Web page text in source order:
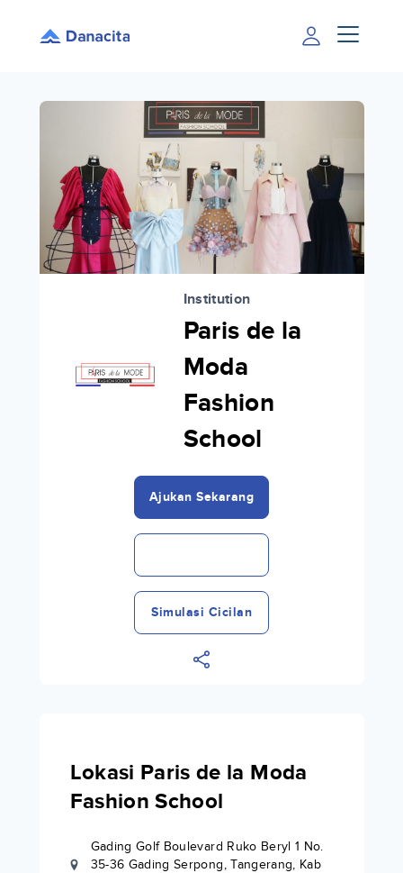
Institution
Paris de la
Moda
Fashion
School
Ajukan Sekarang
Simulasi Cicilan
Lokasi Paris de la Moda
Fashion School
Gading Golf Boulevard Ruko Beryl 1 No.
35-36 Gading Serpong, Tangerang, Kab